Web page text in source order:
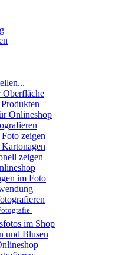
Oberfläche
Onlineshop
zeigen
zeigen
im Foto
im Shop
und Blusen